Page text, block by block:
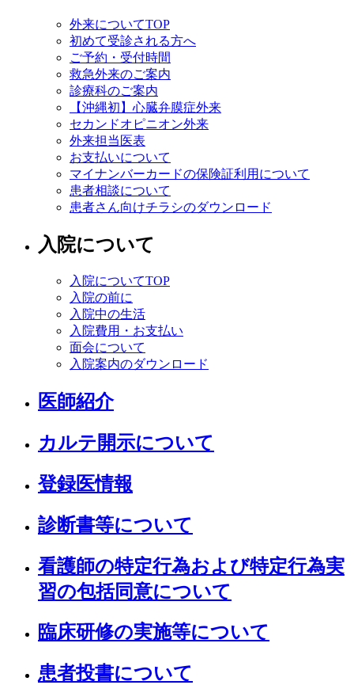
外来についてTOP
初めて受診される方へ
ご予約・受付時間
救急外来のご案内
診療科のご案内
【沖縄初】心臓弁膜症外来
セカンドオピニオン外来
外来担当医表
お支払いについて
マイナンバーカードの保険証利用について
患者相談について
患者さん向けチラシのダウンロード
入院について
入院についてTOP
入院の前に
入院中の生活
入院費用・お支払い
面会について
入院案内のダウンロード
医師紹介
カルテ開示について
登録医情報
診断書等について
看護師の特定行為および特定行為実
習の包括同意について
臨床研修の実施等について
患者投書について